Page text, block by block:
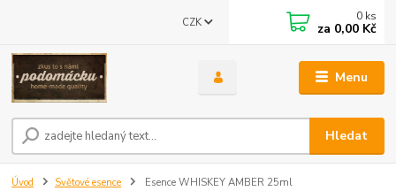
Menu
CZK
Hledat
0 ks
za 0,00 Kč
Úvod Světové esence Esence WHISKEY AMBER 25ml